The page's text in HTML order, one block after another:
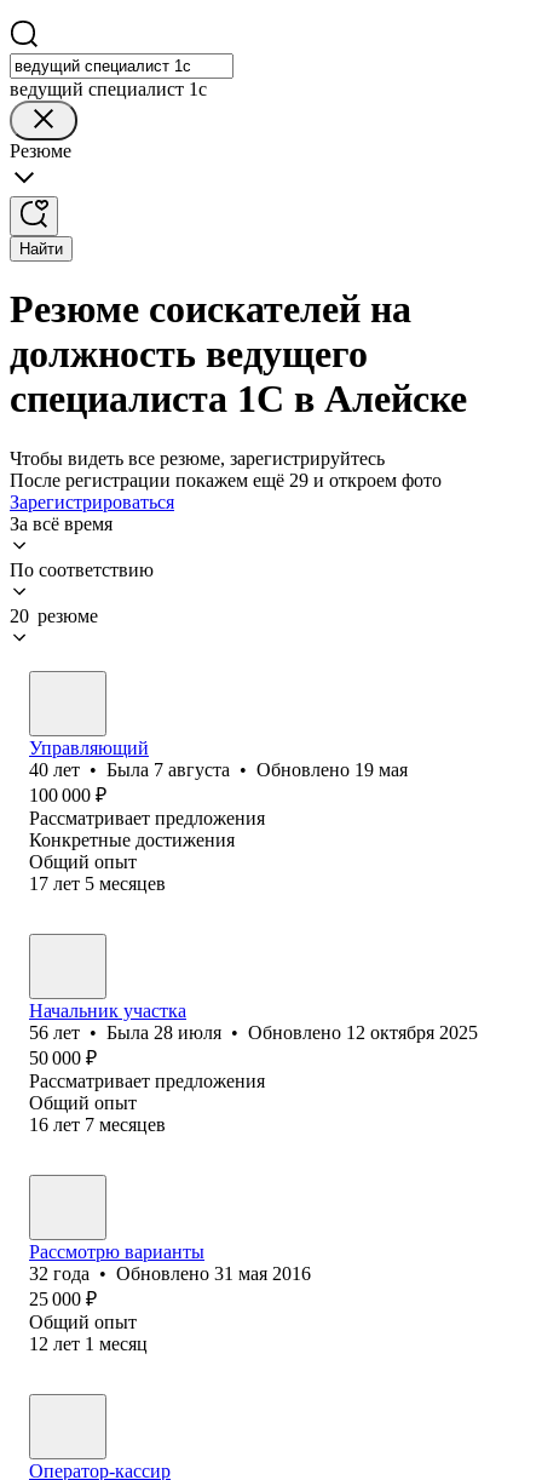
ведущий специалист 1с
Резюме
Найти
Резюме соискателей на
должность ведущего
специалиста 1С в Алейске
Чтобы видеть все резюме, зарегистрируйтесь
После регистрации покажем ещё 29 и откроем фото
Зарегистрироваться
За всё время
По соответствию
20 резюме
Управляющий
40 лет • Была 7 августа • Обновлено 19 мая
100 000 ₽
Рассматривает предложения
Конкретные достижения
Общий опыт
17 лет 5 месяцев
Начальник участка
56 лет • Была 28 июля • Обновлено 12 октября 2025
50 000 ₽
Рассматривает предложения
Общий опыт
16 лет 7 месяцев
Рассмотрю варианты
32 года • Обновлено 31 мая 2016
25 000 ₽
Общий опыт
12 лет 1 месяц
Оператор-кассир